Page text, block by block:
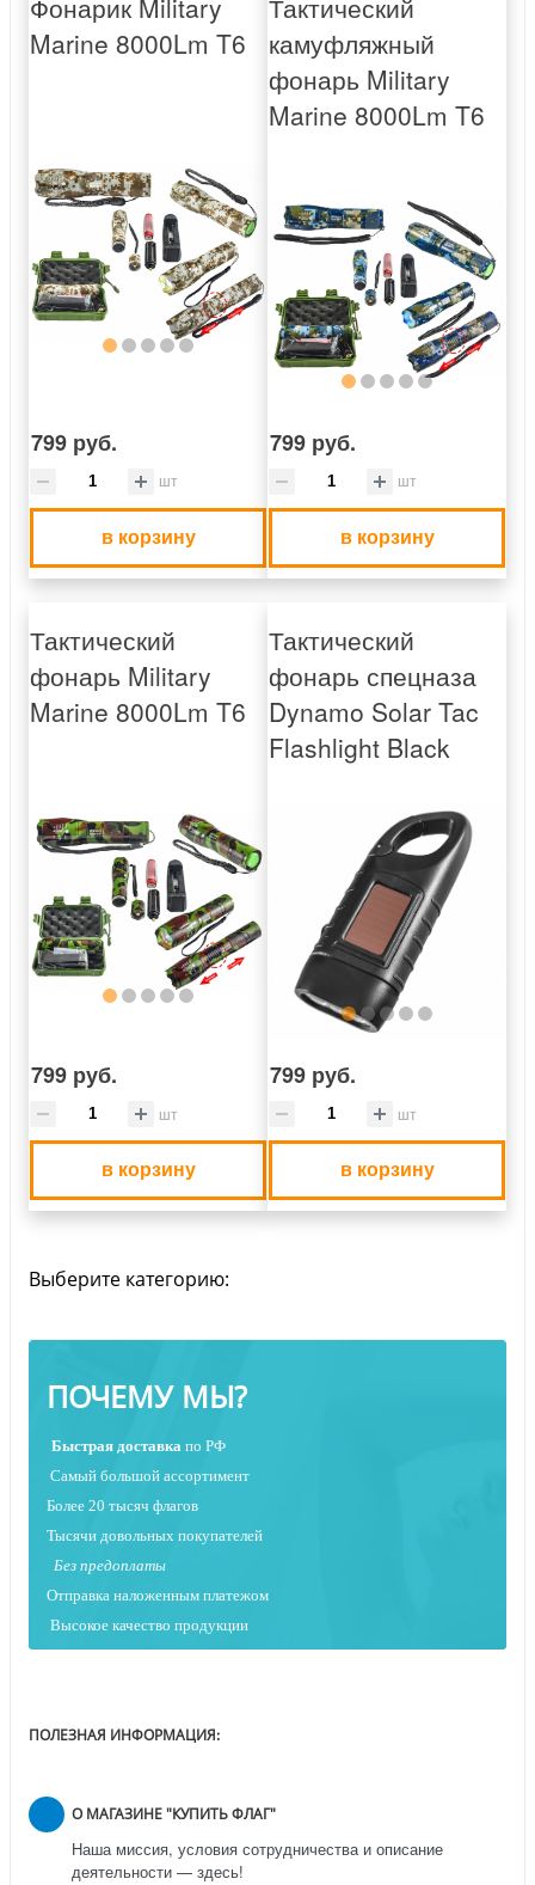
Marine 8000Lm T6
799 руб.
шт
в корзину
камуфляжный
фонарь Military
Marine 8000Lm T6
799 руб.
шт
в корзину
Тактический
фонарь Military
Marine 8000Lm T6
799 руб.
шт
в корзину
Тактический
фонарь спецназа
Dynamo Solar Tac
Flashlight Black
799 руб.
шт
в корзину
Выберите категорию:
ПОЧЕМУ МЫ?
Быстрая доставка по РФ
Самый большой ассортимент
Более 20 тысяч флагов
Тысячи довольных покупателей
Без предоплаты
Отправка наложенным платежом
Высокое качество продукции
ПОЛЕЗНАЯ ИНФОРМАЦИЯ:
О МАГАЗИНЕ "КУПИТЬ ФЛАГ"
Наша миссия, условия сотрудничества и описание
деятельности — здесь!